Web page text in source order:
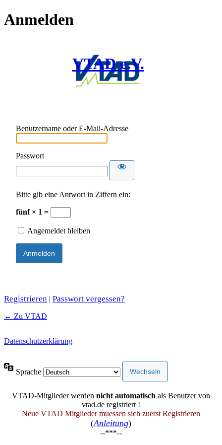
Anmelden
VTAD e.V.
Benutzername oder E-Mail-Adresse
Passwort
Bitte gib eine Antwort in Ziffern ein:
fünf × 1 =
Angemeldet bleiben
Registrieren | Passwort vergessen?
← Zu VTAD
Datenschutzerklärung
Sprache
VTAD-Mitglieder werden nicht automatisch als Benutzer von
vtad.de registriert !
Neue VTAD Mitglieder muessen sich zuerst Registrieren
(Anleitung)
--***--